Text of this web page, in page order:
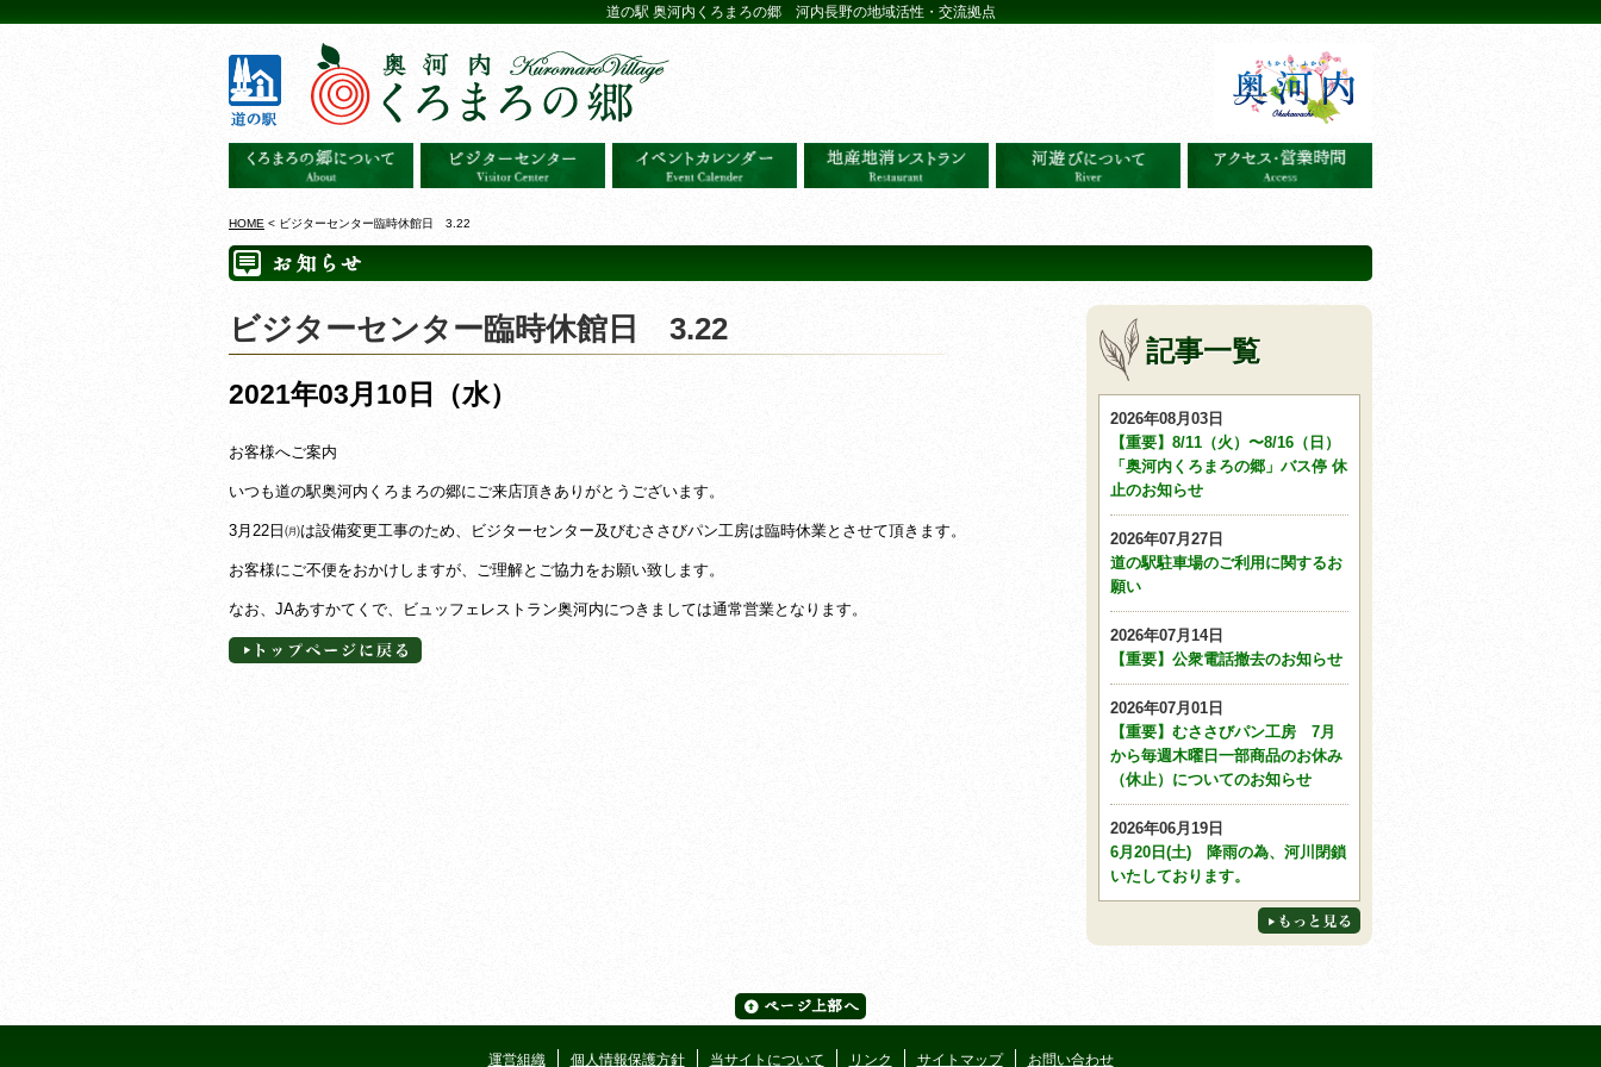
道の駅 奥河内くろまろの郷 河内長野の地域活性・交流拠点
HOME < ビジターセンター臨時休館日 3.22
ビジターセンター臨時休館日 3.22
2021年03月10日（水）
お客様へご案内
いつも道の駅奥河内くろまろの郷にご来店頂きありがとうございます。
3月22日㈪は設備変更工事のため、ビジターセンター及びむささびパン工房は臨時休業とさせて頂きます。
お客様にご不便をおかけしますが、ご理解とご協力をお願い致します。
なお、JAあすかてくで、ビュッフェレストラン奥河内につきましては通常営業となります。
記事一覧
2026年08月03日
【重要】8/11（火）〜8/16（日）
「奥河内くろまろの郷」バス停 休
止のお知らせ
2026年07月27日
道の駅駐車場のご利用に関するお
願い
2026年07月14日
【重要】公衆電話撤去のお知らせ
2026年07月01日
【重要】むささびパン工房 7月
から毎週木曜日一部商品のお休み
（休止）についてのお知らせ
2026年06月19日
6月20日(土) 降雨の為、河川閉鎖
いたしております。
運営組織 個人情報保護方針 当サイトについて リンク サイトマップ お問い合わせ